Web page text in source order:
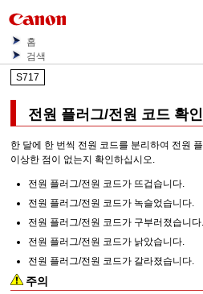
홈
검색
S717
전원 플러그/전원 코드 확인
한 달에 한 번씩 전원 코드를 분리하여 전원
이상한 점이 없는지 확인하십시오.
전원 플러그/전원 코드가 뜨겁습니다.
전원 플러그/전원 코드가 녹슬었습니다.
전원 플러그/전원 코드가 구부러졌습니다.
전원 플러그/전원 코드가 낡았습니다.
전원 플러그/전원 코드가 갈라졌습니다.
주의